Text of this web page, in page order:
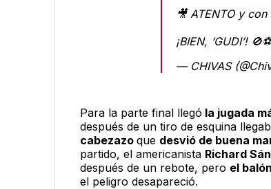
🎥 ATENTO y
¡BIEN, ‘GUDI’!
— CHIVAS
Para la parte final llegó la jugada
después de un tiro de esquina
cabezazo que desvió de buena
partido, el americanista Richard
después de un rebote, pero el
el peligro desapareció.